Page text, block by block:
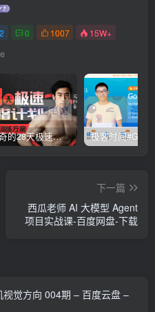
0 1007 15W+
闫帅奇的28天极速减脂计划 – 网盘分享 – 下载
下一篇
西瓜老师 AI 大模型 Agent
项目实战课-百度网盘-下载
觉方向 004期 – 百度云盘 –